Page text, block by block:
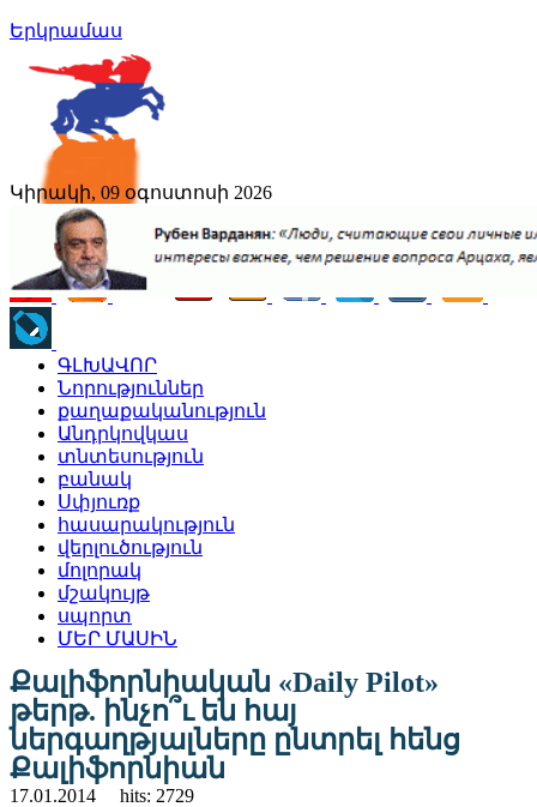
Երկրամաս
Կիրակի, 09 օգոստոսի 2026
ԳԼԽԱՎՈՐ
Նորություններ
քաղաքականություն
Անդրկովկաս
տնտեսություն
բանակ
Սփյուռք
հասարակություն
վերլուծություն
մոլորակ
մշակույթ
սպորտ
ՄԵՐ ՄԱՍԻՆ
Քալիֆորնիական «Daily Pilot»
թերթ. ինչո՞ւ են հայ
ներգաղթյալները ընտրել հենց
Քալիֆորնիան
17.01.2014 hits: 2729